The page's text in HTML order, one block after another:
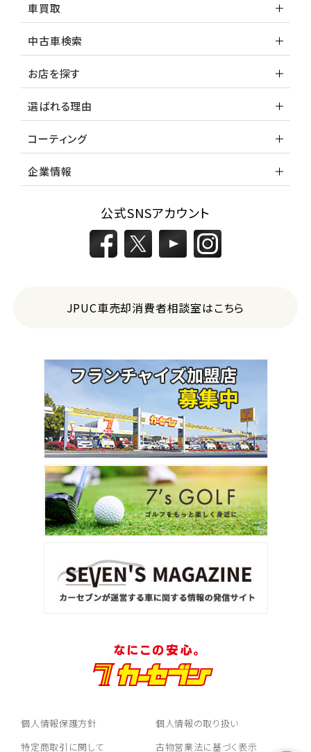
車買取
中古車検索
お店を探す
選ばれる理由
コーティング
企業情報
公式SNSアカウント
JPUC車売却消費者相談室はこちら
個人情報保護方針
個人情報の取り扱い
特定商取引に関して
古物営業法に基づく表示